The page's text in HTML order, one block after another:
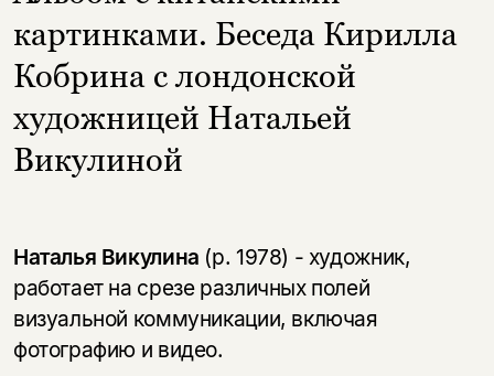
картинками. Беседа Кирилла
Кобрина с лондонской
художницей Натальей
Викулиной
Наталья Викулина (р. 1978) - художник,
работает на срезе различных полей
визуальной коммуникации, включая
фотографию и видео.